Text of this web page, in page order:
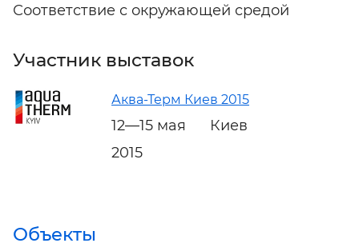
Соответствие с окружающей средой
Участник выставок
Аква-Терм Киев 2015
12—15 мая
2015
Киев
Объекты